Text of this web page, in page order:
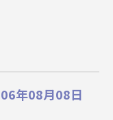
年08月08日